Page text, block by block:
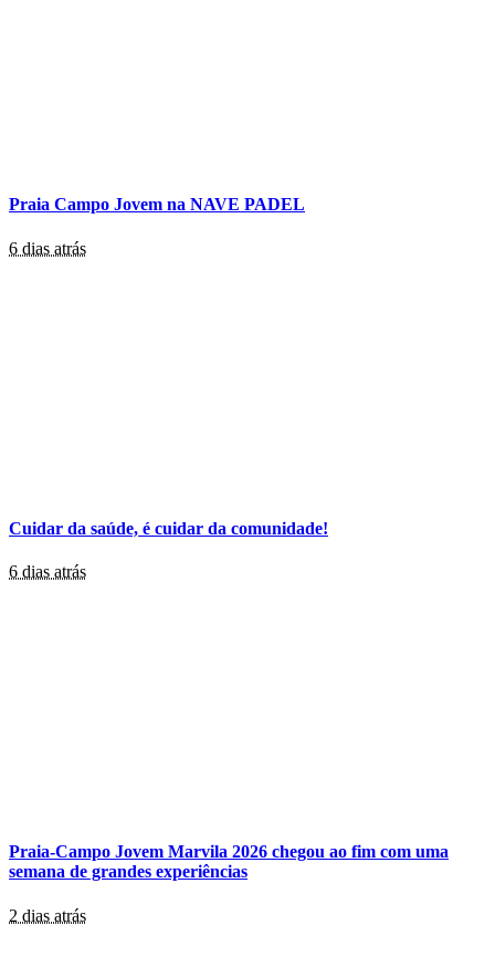
Praia Campo Jovem na NAVE PADEL
6 dias atrás
Cuidar da saúde, é cuidar da comunidade!
6 dias atrás
Praia-Campo Jovem Marvila 2026 chegou ao fim com uma
semana de grandes experiências
2 dias atrás